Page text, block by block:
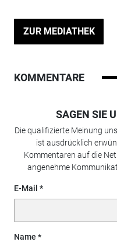
ZUR MEDIATHEK
KOMMENTARE
SAGEN SIE
Die qualifizierte Meinung
ist ausdrücklich
Kommentaren auf die
angenehme
E-Mail
Name